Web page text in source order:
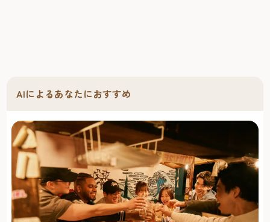
AIによるあなたにおすすめ